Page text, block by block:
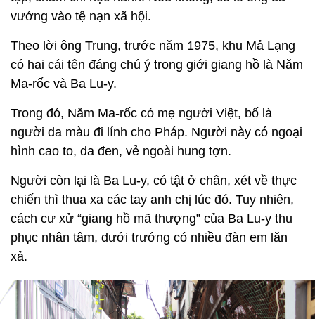
vướng vào tệ nạn xã hội.
Theo lời ông Trung, trước năm 1975, khu Mả Lạng
có hai cái tên đáng chú ý trong giới giang hồ là Năm
Ma-rốc và Ba Lu-y.
Trong đó, Năm Ma-rốc có mẹ người Việt, bố là
người da màu đi lính cho Pháp. Người này có ngoại
hình cao to, da đen, vẻ ngoài hung tợn.
Người còn lại là Ba Lu-y, có tật ở chân, xét về thực
chiến thì thua xa các tay anh chị lúc đó. Tuy nhiên,
cách cư xử “giang hồ mã thượng” của Ba Lu-y thu
phục nhân tâm, dưới trướng có nhiều đàn em lăn
xả.